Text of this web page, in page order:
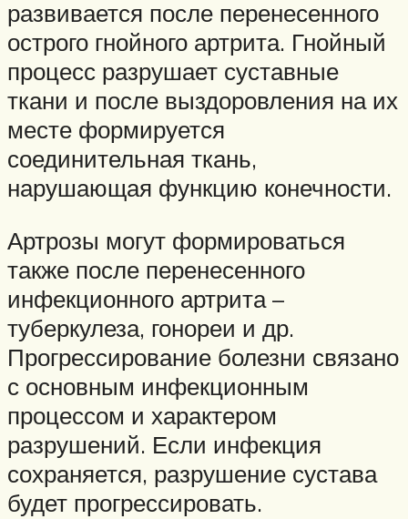
развивается после перенесенного
острого гнойного артрита. Гнойный
процесс разрушает суставные
ткани и после выздоровления на их
месте формируется
соединительная ткань,
нарушающая функцию конечности.
Артрозы могут формироваться
также после перенесенного
инфекционного артрита –
туберкулеза, гонореи и др.
Прогрессирование болезни связано
с основным инфекционным
процессом и характером
разрушений. Если инфекция
сохраняется, разрушение сустава
будет прогрессировать.